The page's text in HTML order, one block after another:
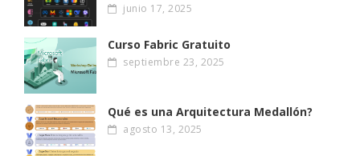
junio 17, 2025
Curso Fabric Gratuito
septiembre 23, 2025
Qué es una Arquitectura Medallón?
agosto 13, 2025